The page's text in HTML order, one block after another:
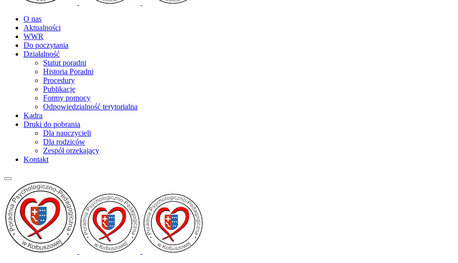
O nas
Aktualności
WWR
Do poczytania
Działalność
Statut poradni
Historia Poradni
Procedury
Publikacje
Formy pomocy
Odpowiedzialność terytorialna
Kadra
Druki do pobrania
Dla nauczycieli
Dla rodziców
Zespół orzekający
Kontakt